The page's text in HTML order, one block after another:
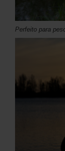
Perfeito para